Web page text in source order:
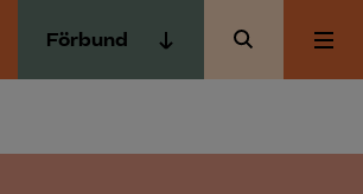
Förbund